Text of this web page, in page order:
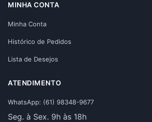
MINHA CONTA
Minha Conta
Histórico de Pedidos
Lista de Desejos
ATENDIMENTO
WhatsApp: (61) 98348-9677
Seg. à Sex. 9h às 18h